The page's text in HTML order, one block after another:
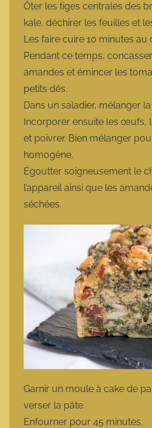
Ôter les tiges centrales des
kale, déchirer les feuilles et
Les faire cuire 10 minutes au
Pendant ce temps,
amandes et émincer les
petits dés.
Dans un saladier, mélanger
Incorporer ensuite les œufs,
et poivrer. Bien mélanger
homogène.
Égoutter soigneusement le
l’appareil ainsi que les
séchées.
Garnir un moule à cake de
verser la pâte.
Enfourner pour 45 minutes.